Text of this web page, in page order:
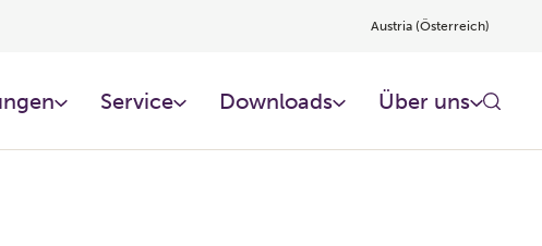
Austria (Österreich)
Service Downloads Über uns